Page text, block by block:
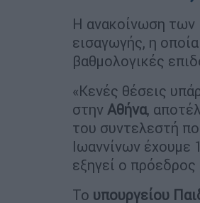
Η ανακοίνωση των
εισαγωγής, η
βαθμολογικές
«Κενές θέσεις
στην Αθήνα,
του συντελεστή
Ιωαννίνων έχουμε
εξηγεί ο πρόεδρος
Το υπουργείου